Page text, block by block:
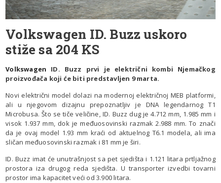
Volkswagen ID. Buzz uskoro
stiže sa 204 KS
Volkswagen ID. Buzz prvi je električni kombi Njemačkog
proizvođača koji će biti predstavljen 9 marta.
Novi električni model dolazi na modernoj električnoj MEB platformi,
ali u njegovom dizajnu prepoznatljiv je DNA legendarnog T1
Microbusa. Što se tiče veličine, ID. Buzz dug je 4.712 mm, 1.985 mm i
visok 1.937 mm, dok je međuosovinski razmak 2.988 mm. To znači
da je ovaj model 1.93 mm kraći od aktuelnog T6.1 modela, ali ima
sličan međuosovinski razmak i 81 mm je širi.
ID. Buzz imat će unutrašnjost sa pet sjedišta i 1.121 litara prtljažnog
prostora iza drugog reda sjedišta. U transporter izvedbi tovarni
prostor ima kapacitet veći od 3.900 litara.